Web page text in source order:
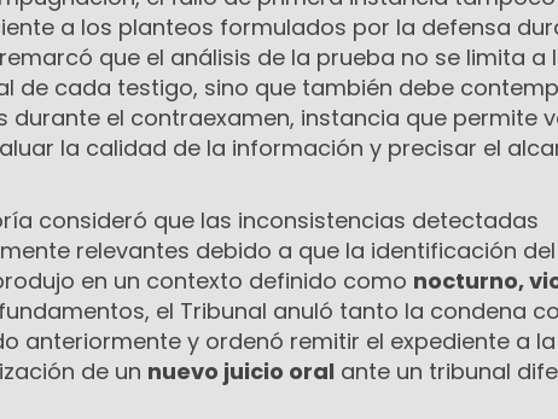
a los planteos formulados por la defensa
que el análisis de la prueba no se limita a
de cada testigo, sino que también debe
durante el contraexamen, instancia que permite
la calidad de la información y precisar el
consideró que las inconsistencias detectadas
relevantes debido a que la identificación del
en un contexto definido como nocturno,
el Tribunal anuló tanto la condena
anteriormente y ordenó remitir el expediente a
de un nuevo juicio oral ante un tribunal